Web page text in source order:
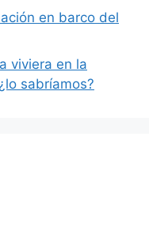
en barco del
viviera en la
sabríamos?